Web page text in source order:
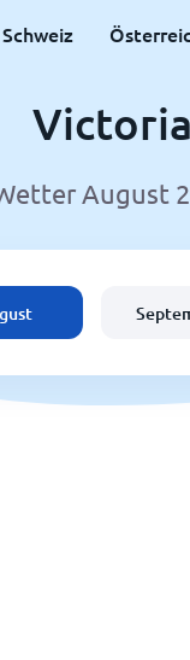
Schweiz
August